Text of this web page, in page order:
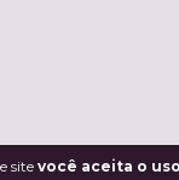
site você aceita o